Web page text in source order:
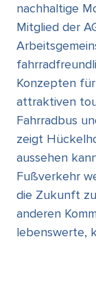
nachhaltige
Mitglied der
Konzepten
attraktiven
Fahrradbus
zeigt
aussehen
Fußverkehr
die Zukunft
anderen
lebenswerte,